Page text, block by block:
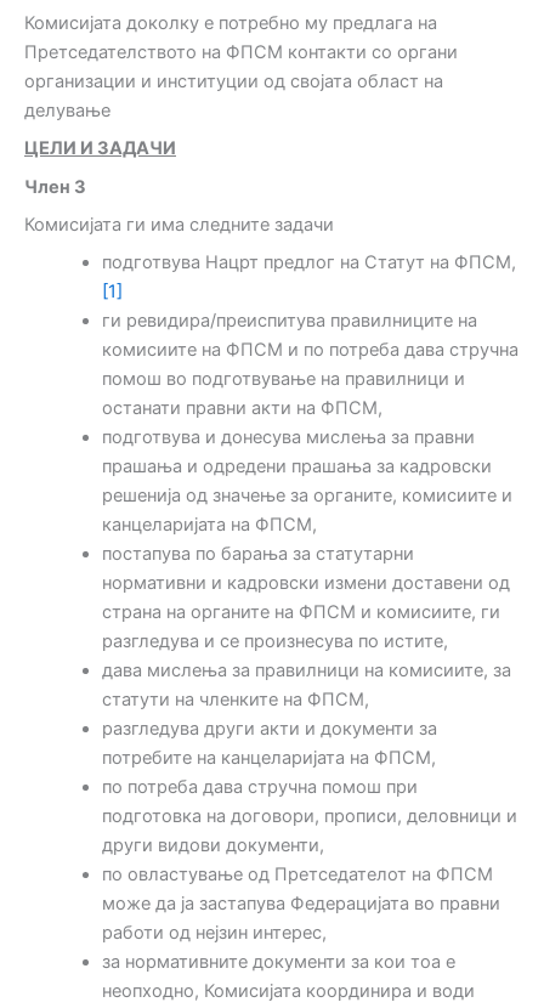
Комисијата доколку е потребно му предлага на
Претседателството на ФПСМ контакти со органи
организации и институции од својата област на
делување
ЦЕЛИ И ЗАДАЧИ
Член 3
Комисијата ги има следните задачи
подготвува Нацрт предлог на Статут на ФПСМ,
[1]
ги ревидира/преиспитува правилниците на
комисиите на ФПСМ и по потреба дава стручна
помош во подготвување на правилници и
останати правни акти на ФПСМ,
подготвува и донесува мислења за правни
прашања и одредени прашања за кадровски
решенија од значење за органите, комисиите и
канцеларијата на ФПСМ,
постапува по барања за статутарни
нормативни и кадровски измени доставени од
страна на органите на ФПСМ и комисиите, ги
разгледува и се произнесува по истите,
дава мислења за правилници на комисиите, за
статути на членките на ФПСМ,
разгледува други акти и документи за
потребите на канцеларијата на ФПСМ,
по потреба дава стручна помош при
подготовка на договори, прописи, деловници и
други видови документи,
по овластување од Претседателот на ФПСМ
може да ја застапува Федерацијата во правни
работи од нејзин интерес,
за нормативните документи за кои тоа е
неопходно, Комисијата координира и води